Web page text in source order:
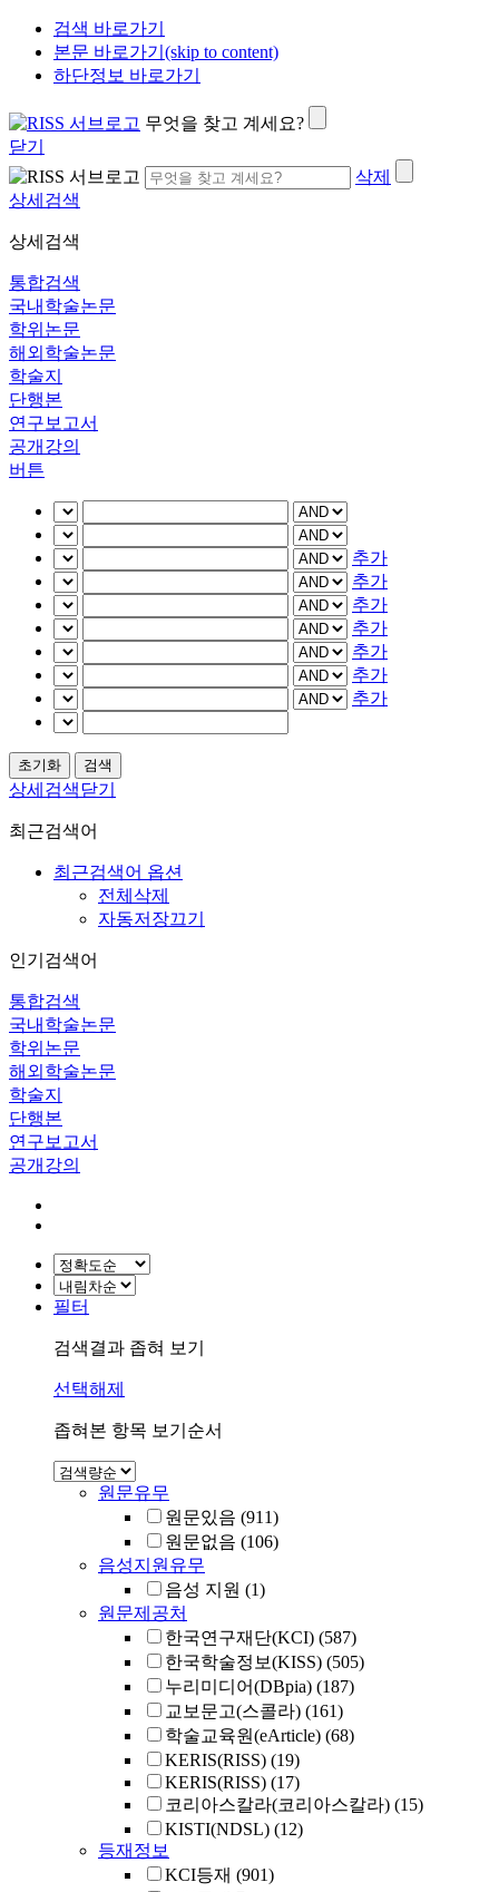
검색 바로가기
본문 바로가기(skip to content)
하단정보 바로가기
무엇을 찾고 계세요?
닫기
삭제
상세검색
상세검색
통합검색
국내학술논문
학위논문
해외학술논문
학술지
단행본
연구보고서
공개강의
버튼
추가
추가
추가
추가
추가
추가
추가
상세검색닫기
최근검색어
최근검색어 옵션
전체삭제
자동저장끄기
인기검색어
통합검색
국내학술논문
학위논문
해외학술논문
학술지
단행본
연구보고서
공개강의
필터
검색결과 좁혀 보기
선택해제
좁혀본 항목 보기순서
원문유무
원문있음 (911)
원문없음 (106)
음성지원유무
음성 지원 (1)
원문제공처
한국연구재단(KCI) (587)
한국학술정보(KISS) (505)
누리미디어(DBpia) (187)
교보문고(스콜라) (161)
학술교육원(eArticle) (68)
KERIS(RISS) (19)
KERIS(RISS) (17)
코리아스칼라(코리아스칼라) (15)
KISTI(NDSL) (12)
등재정보
KCI등재 (901)